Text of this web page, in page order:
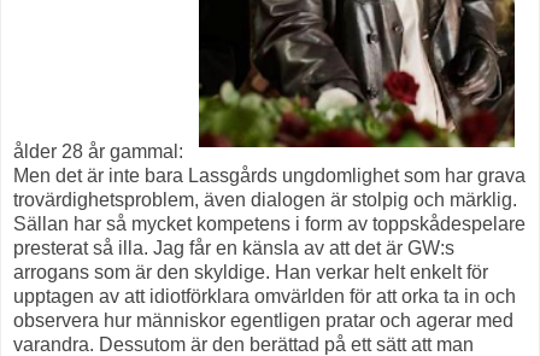
ålder 28 år gammal:
Men det är inte bara Lassgårds ungdomlighet som har grava
trovärdighetsproblem, även dialogen är stolpig och märklig.
Sällan har så mycket kompetens i form av toppskådespelare
presterat så illa. Jag får en känsla av att det är GW:s
arrogans som är den skyldige. Han verkar helt enkelt för
upptagen av att idiotförklara omvärlden för att orka ta in och
observera hur människor egentligen pratar och agerar med
varandra. Dessutom är den berättad på ett sätt att man